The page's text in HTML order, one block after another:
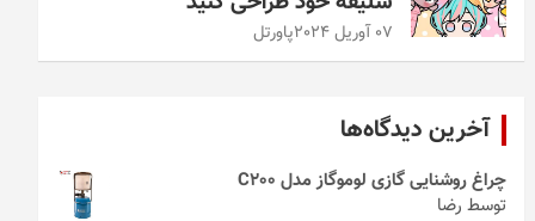
07 آوریل 2024 پاورتل
آخرین دیدگاه‌ها
چراغ روشنایی گازی لوموگاز مدل C200
توسط رضا